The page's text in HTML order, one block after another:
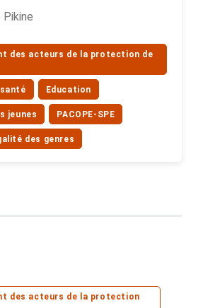
Pikine
des acteurs de la protection de
Education
jeunes PACOPE-SPE
des genres
des acteurs de la protection